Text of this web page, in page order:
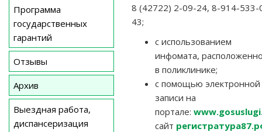
Программа
государственных
гарантий
Отзывы
Архив
Выездная работа,
диспансеризация
8 (42722) 2-09-24, 8-914-533-
43;
с использованием
инфомата,
в поликлинике;
с помощью электронной
записи на
портале:
сайт